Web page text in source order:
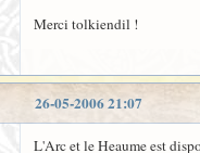
Merci tolkiendil !
26-05-2006 21:07
L'Arc et le Heaume est